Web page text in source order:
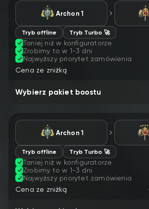
Archon 1
Tryb offline Tryb Turbo 🚀
Taniej niż w konfiguratorze
Zrobimy to w 1-3 dni
Najwyższy priorytet zamówienia
Cena ze zniżką
Wybierz pakiet boostu
Archon 1
Tryb offline Tryb Turbo 🚀
Taniej niż w konfiguratorze
Zrobimy to w 1-3 dni
Najwyższy priorytet zamówienia
Cena ze zniżką